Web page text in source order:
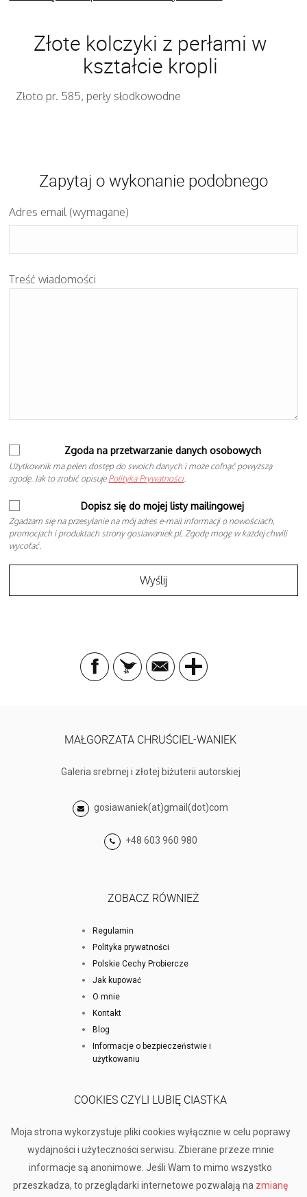
Złote kolczyki z perłami w
kształcie kropli
Złoto pr. 585, perły słodkowodne
Zapytaj o wykonanie podobnego
Adres email (wymagane)
Treść wiadomości
Zgoda na przetwarzanie danych osobowych
Użytkownik ma pełen dostęp do swoich danych i może cofnąć powyższą
zgodę. Jak to zrobić opisuje Polityka Prywatności.
Dopisz się do mojej listy mailingowej
Zgadzam się na przesyłanie na mój adres e-mail informacji o nowościach,
promocjach i produktach strony gosiawaniek.pl. Zgodę mogę w każdej chwili
wycofać.
MAŁGORZATA CHRUŚCIEL-WANIEK
Galeria srebrnej i złotej biżuterii autorskiej
gosiawaniek(at)gmail(dot)com
+48 603 960 980
ZOBACZ RÓWNIEŻ
Regulamin
Polityka prywatności
Polskie Cechy Probiercze
Jak kupować
O mnie
Kontakt
Blog
Informacje o bezpieczeństwie i
użytkowaniu
COOKIES CZYLI LUBIĘ CIASTKA
Moja strona wykorzystuje pliki cookies wyłącznie w celu poprawy
wydajności i użyteczności serwisu. Zbierane przeze mnie
informacje są anonimowe. Jeśli Wam to mimo wszystko
przeszkadza, to przeglądarki internetowe pozwalają na zmianę